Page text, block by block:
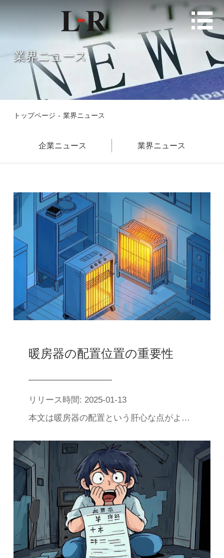

業界ニュース
トップページ - 業界ニュース
企業ニュース 業界ニュース
暖房器の配置位置の重要性
リリース時間: 2025-01-13
本文は暖房器の配置という肝心な点がよく無視される問題に焦点を当てた。暖房器を平穏、乾燥場所に置き、可燃性、爆発性、水源及び雑物から遠ざける必要性を詳しく述べ、安全及び放熱効果との緊密なつながりを強調した。